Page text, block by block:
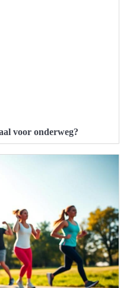
voor onderweg?